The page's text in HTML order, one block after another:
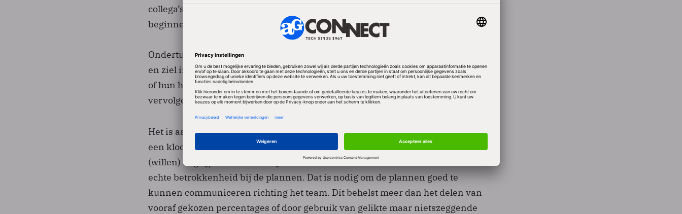
collega’s enthousiast van een DEI-event terugkomen of worden cynisch en
beginnen zich actief te verzetten.
Ondertussen beginnen zelfs de meest passievolle collega’s die zich met hart
en ziel inzetten voor een fijnere werkomgeving te twijfelen. Ze vragen zich af
of hun harde werk en het maken van extra uren het wel waard zijn om
vervolgens lijnrecht tegenover collega's te komen staan.
Het is aan het management om manieren te vinden om te voorkomen dat er
een kloof ontstaat tussen DEI-voorstanders en mensen die er niets van
(willen) begrijpen. Dat start bij het hebben van voldoende kennis van DEI en
echte betrokkenheid bij de plannen. Dat is nodig om de plannen goed te
kunnen communiceren richting het team. Dit behelst meer dan het delen van
vooraf gekozen percentages of door gebruik van gelikte maar nietszeggende